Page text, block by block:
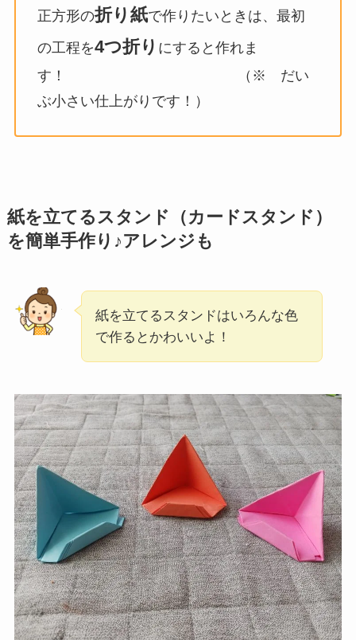
正方形の折り紙で作りたいときは、最初
の工程を4つ折り にすると作れま
す！ （※ だい
ぶ小さい仕上がりです！）
紙を立てるスタンド（カードスタンド）
を簡単手作り♪アレンジも
紙を立てるスタンドはいろんな色
で作るとかわいいよ！